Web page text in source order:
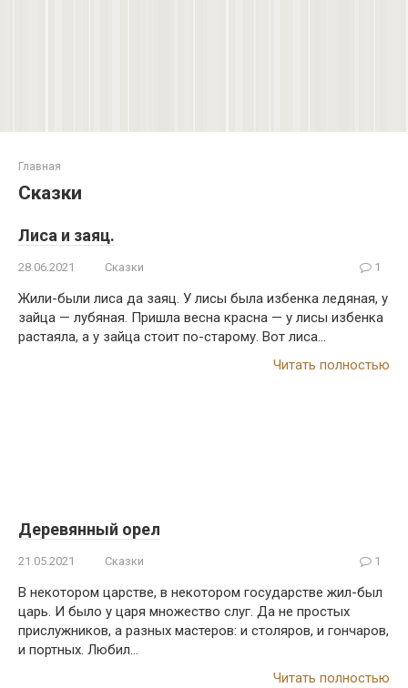
Главная
Сказки
Лиса и заяц.
28.06.2021 Сказки 1
Жили-были лиса да заяц. У лисы была избенка ледяная, у
зайца — лубяная. Пришла весна красна — у лисы избенка
растаяла, а у зайца стоит по-старому. Вот лиса…
Читать полностью
Деревянный орел
21.05.2021 Сказки 1
В некотором царстве, в некотором государстве жил-был
царь. И было у царя множество слуг. Да не простых
прислужников, а разных мастеров: и столяров, и гончаров,
и портных. Любил…
Читать полностью